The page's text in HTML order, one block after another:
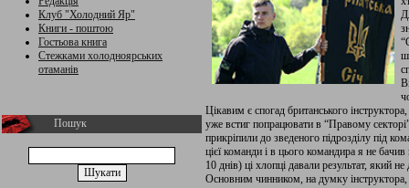
Клуб "Холодний Яр"
Книги - поштою
Гостьова книга
Стежками холодноярських
отаманів
Пошук
Цікавим є спогад британського
уже встиг попрацювати в “Правому
прикріпили до зведеного підрозділу під
цієї команди і в цього командира я не
10 днів) ці хлопці давали результат, який
Основним чинником, на думку інструктора,